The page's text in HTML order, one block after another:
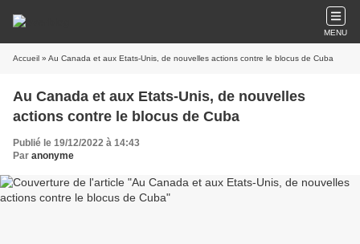
MENU
Accueil » Au Canada et aux Etats-Unis, de nouvelles actions contre le blocus de Cuba
Au Canada et aux Etats-Unis, de nouvelles
actions contre le blocus de Cuba
Publié le 19/12/2022 à 14:43
Par anonyme